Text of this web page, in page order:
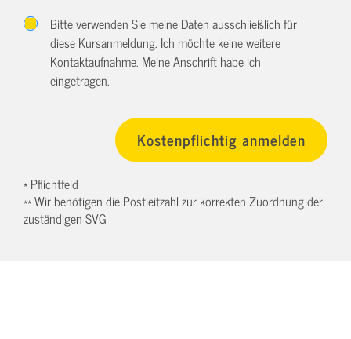
Bitte verwenden Sie meine Daten ausschließlich für
diese Kursanmeldung. Ich möchte keine weitere
Kontaktaufnahme. Meine Anschrift habe ich
eingetragen.
* Pflichtfeld
** Wir benötigen die Postleitzahl zur korrekten Zuordnung der
zuständigen SVG